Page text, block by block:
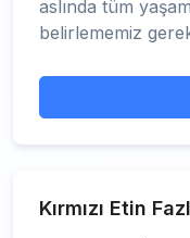
aslında tüm
belirlememiz
Kırmızı Etin